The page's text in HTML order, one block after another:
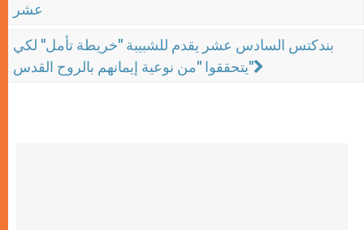
عشر
بندكتس السادس عشر يقدم للشبيبة "خريطة تأمل" لكي
يتحققوا "من نوعية إيمانهم بالروح القدس"